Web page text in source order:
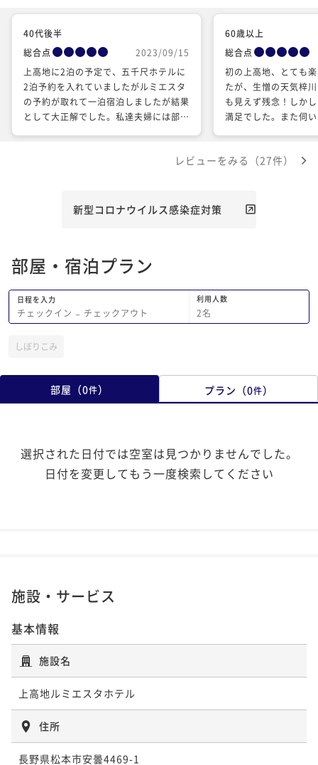
40代後半
総合点
2023/09/15
上高地に2泊の予定で、五千尺ホテルに
2泊予約を入れていましたがルミエスタ
の予約が取れて一泊宿泊しましたが結果
として大正解でした。私達夫婦には部
て、夕食を楽しみにしてましたが期待ど
せフィレステーキは大満足てした。
60歳以上
総合点
初の上高地、とても
たが、生憎の天気梓
も見えず残念！しか
満足でした。また伺
レビューをみる（27件）
新型コロナウイルス感染症対策
部屋・宿泊プラン
日程を入力
チェックイン − チェックアウト
利用人数
2名
しぼりこみ
部屋 （0件） プラン （0件）
選択された日付では空室は見つかりませんでした。
日付を変更してもう一度検索してください
施設・サービス
基本情報
施設名
上高地ルミエスタホテル
住所
長野県松本市安曇4469-1